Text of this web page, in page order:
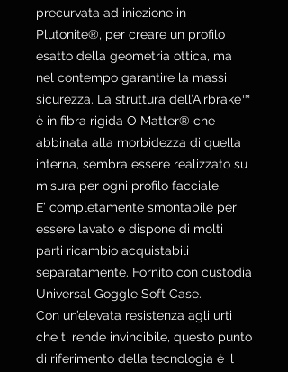
precurvata ad iniezione in
Plutonite®, per creare un profilo
esatto della geometria ottica, ma
nel contempo garantire la massi
sicurezza. La struttura dell’Airbrake™
è in fibra rigida O Matter® che
abbinata alla morbidezza di quella
interna, sembra essere realizzato su
misura per ogni profilo facciale.
E’ completamente smontabile per
essere lavato e dispone di molti
parti ricambio acquistabili
separatamente. Fornito con custodia
Universal Goggle Soft Case.
Con un’elevata resistenza agli urti
che ti rende invincibile, questo punto
di riferimento della tecnologia è il